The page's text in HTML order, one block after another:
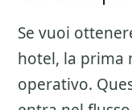
Se vuoi
hotel, la prima
operativo.